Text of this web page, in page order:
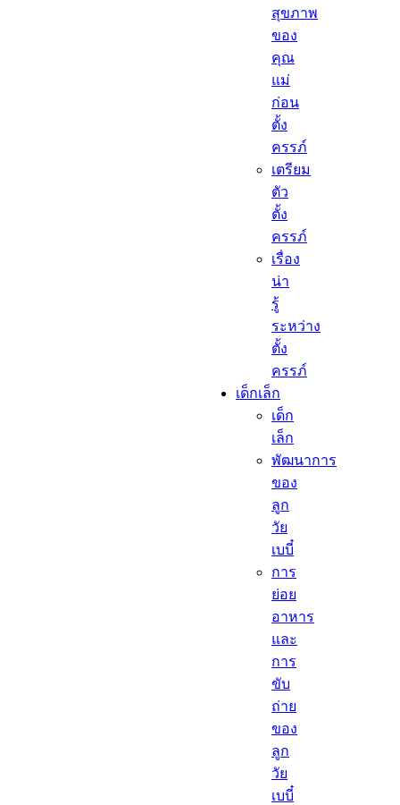
สุขภาพ
ของ
คุณ
แม่
ก่อน
ตั้ง
ครรภ์
เตรียม
ตัว
ตั้ง
ครรภ์
เรื่อง
น่า
รู้
ระหว่าง
ตั้ง
ครรภ์
เด็กเล็ก​
เด็ก
เล็ก​
พัฒนาการ
ของ
ลูก
วัย
เบบี๋
การ
ย่อย
อาหาร
และ
การ
ขับ
ถ่าย
ของ
ลูก
วัย
เบบี๋